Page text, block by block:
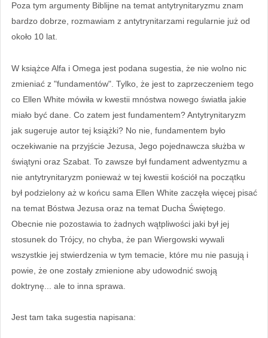
Poza tym argumenty Biblijne na temat antytrynitaryzmu znam
bardzo dobrze, rozmawiam z antytrynitarzami regularnie już od
około 10 lat.
W książce Alfa i Omega jest podana sugestia, że nie wolno nic
zmieniać z "fundamentów". Tylko, że jest to zaprzeczeniem tego
co Ellen White mówiła w kwestii mnóstwa nowego światła jakie
miało być dane. Co zatem jest fundamentem? Antytrynitaryzm
jak sugeruje autor tej książki? No nie, fundamentem było
oczekiwanie na przyjście Jezusa, Jego pojednawcza służba w
świątyni oraz Szabat. To zawsze był fundament adwentyzmu a
nie antytrynitaryzm ponieważ w tej kwestii kościół na początku
był podzielony aż w końcu sama Ellen White zaczęła więcej pisać
na temat Bóstwa Jezusa oraz na temat Ducha Świętego.
Obecnie nie pozostawia to żadnych wątpliwości jaki był jej
stosunek do Trójcy, no chyba, że pan Wiergowski wywali
wszystkie jej stwierdzenia w tym temacie, które mu nie pasują i
powie, że one zostały zmienione aby udowodnić swoją
doktrynę... ale to inna sprawa.
Jest tam taka sugestia napisana: